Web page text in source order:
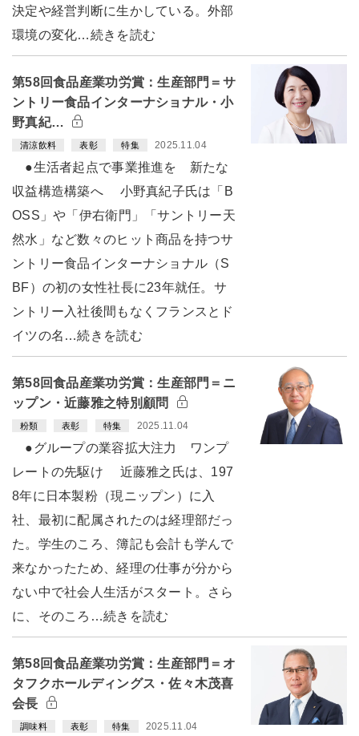
決定や経営判断に生かしている。外部
環境の変化…続きを読む
第58回食品産業功労賞：生産部門＝サ
ントリー食品インターナショナル・小
野真紀…
清涼飲料 表彰 特集 2025.11.04
●生活者起点で事業推進を 新たな
収益構造構築へ 小野真紀子氏は「B
OSS」や「伊右衛門」「サントリー天
然水」など数々のヒット商品を持つサ
ントリー食品インターナショナル（S
BF）の初の女性社長に23年就任。サ
ントリー入社後間もなくフランスとド
イツの名…続きを読む
第58回食品産業功労賞：生産部門＝ニ
ップン・近藤雅之特別顧問
粉類 表彰 特集 2025.11.04
●グループの業容拡大注力 ワンプ
レートの先駆け 近藤雅之氏は、197
8年に日本製粉（現ニップン）に入
社、最初に配属されたのは経理部だっ
た。学生のころ、簿記も会計も学んで
来なかったため、経理の仕事が分から
ない中で社会人生活がスタート。さら
に、そのころ…続きを読む
第58回食品産業功労賞：生産部門＝オ
タフクホールディングス・佐々木茂喜
会長
調味料 表彰 特集 2025.11.04